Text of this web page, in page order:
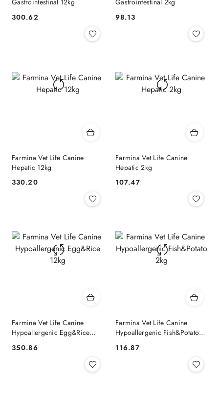
Gastrointestinal 12kg
Cena:
300.62
Gastrointestinal 2kg
Cena:
98.13
Farmina Vet Life Canine
Hepatic 12kg
Cena:
330.20
Farmina Vet Life Canine
Hepatic 2kg
Cena:
107.47
Farmina Vet Life Canine
Hypoallergenic Egg&Rice
Cena:
350.86
Farmina Vet Life Canine
Hypoallergenic Fish&Potato
Cena:
116.87